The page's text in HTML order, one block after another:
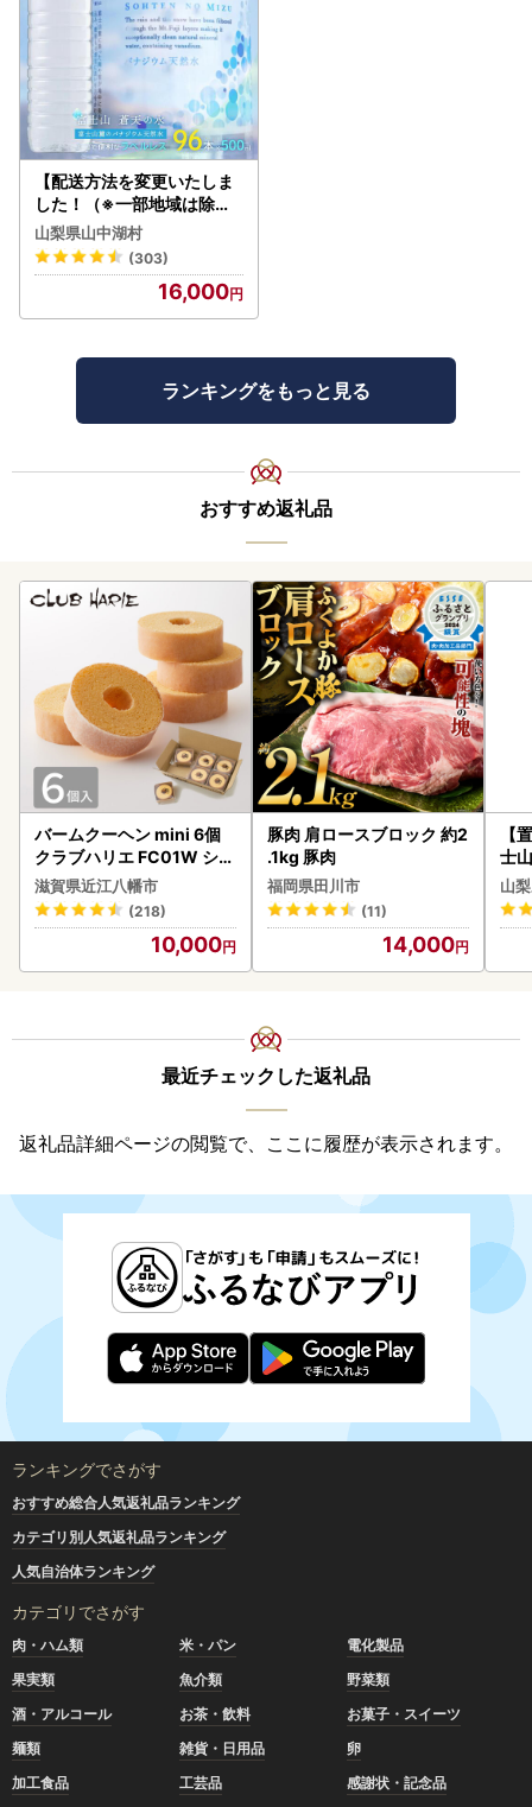
【配送方法を変更いたしま
した！（※一部地域は除く
）】＜ラベルレス＞富士山
蒼天の水 500ml×96本（４
ケース）YC001
山梨県山中湖村
(303)
16,000
ランキングをもっと見る
おすすめ返礼品
バームクーヘン mini 6個
クラブハリエ FC01W シェ
アボックス バウムクーヘ
ン
滋賀県近江八幡市
(218)
10,000
豚肉 肩ロースブロック 約2
.1kg 豚肉
福岡県田川市
(11)
14,000
【
士
180
山
最近チェックした返礼品
返礼品詳細ページの閲覧で、ここに履歴が表示されます。
ランキングでさがす
おすすめ総合人気返礼品ランキング
カテゴリ別人気返礼品ランキング
人気自治体ランキング
カテゴリでさがす
肉・ハム類 米・パン
電化製品
果実類
魚介類
野菜類
酒・アルコール
お茶・飲料
お菓子・スイーツ
麺類
雑貨・日用品
卵
加工食品
工芸品
感謝状・記念品